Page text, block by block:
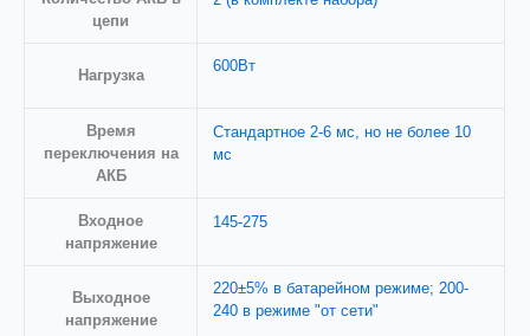
цепи
Нагрузка
600Вт
Время
переключения на
АКБ
Стандартное 2-6 мс, но не более 10
мс
Входное
напряжениe
145-275
Выходное
напряжение
220±5% в батарейном режиме; 200-
240 в режиме "от сети"